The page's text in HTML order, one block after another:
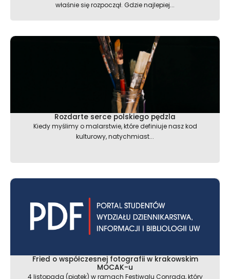
właśnie się rozpoczął. Gdzie najlepiej...
Rozdarte serce polskiego pędzla
Kiedy myślimy o malarstwie, które definiuje nasz kod
kulturowy, natychmiast...
Fried o współczesnej fotografii w krakowskim
MOCAK-u
4 listopada (piątek) w ramach Festiwalu Conrada, który